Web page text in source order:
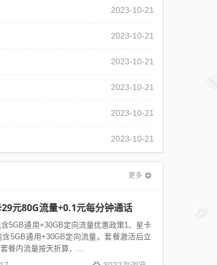
2023-10-21
2023-10-21
2023-10-21
2023-10-21
2023-10-21
2023-10-21
更多
元80G流量+0.1元每分钟通话
5GB通用+30GB定向流量优惠政策1、星卡
含5GB通用+30GB定向流量。套餐激活后立
餐内流量按天折算，...